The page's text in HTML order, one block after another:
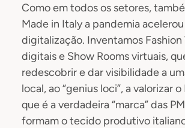
Como em todos os setores,
Made in Italy a pandemia
digitalização. Inventamos Fashion
digitais e Show Rooms virtuais,
redescobrir e dar visibilidade a
local, ao “genius loci”, a valorizar
que é a verdadeira “marca” das
formam o tecido produtivo